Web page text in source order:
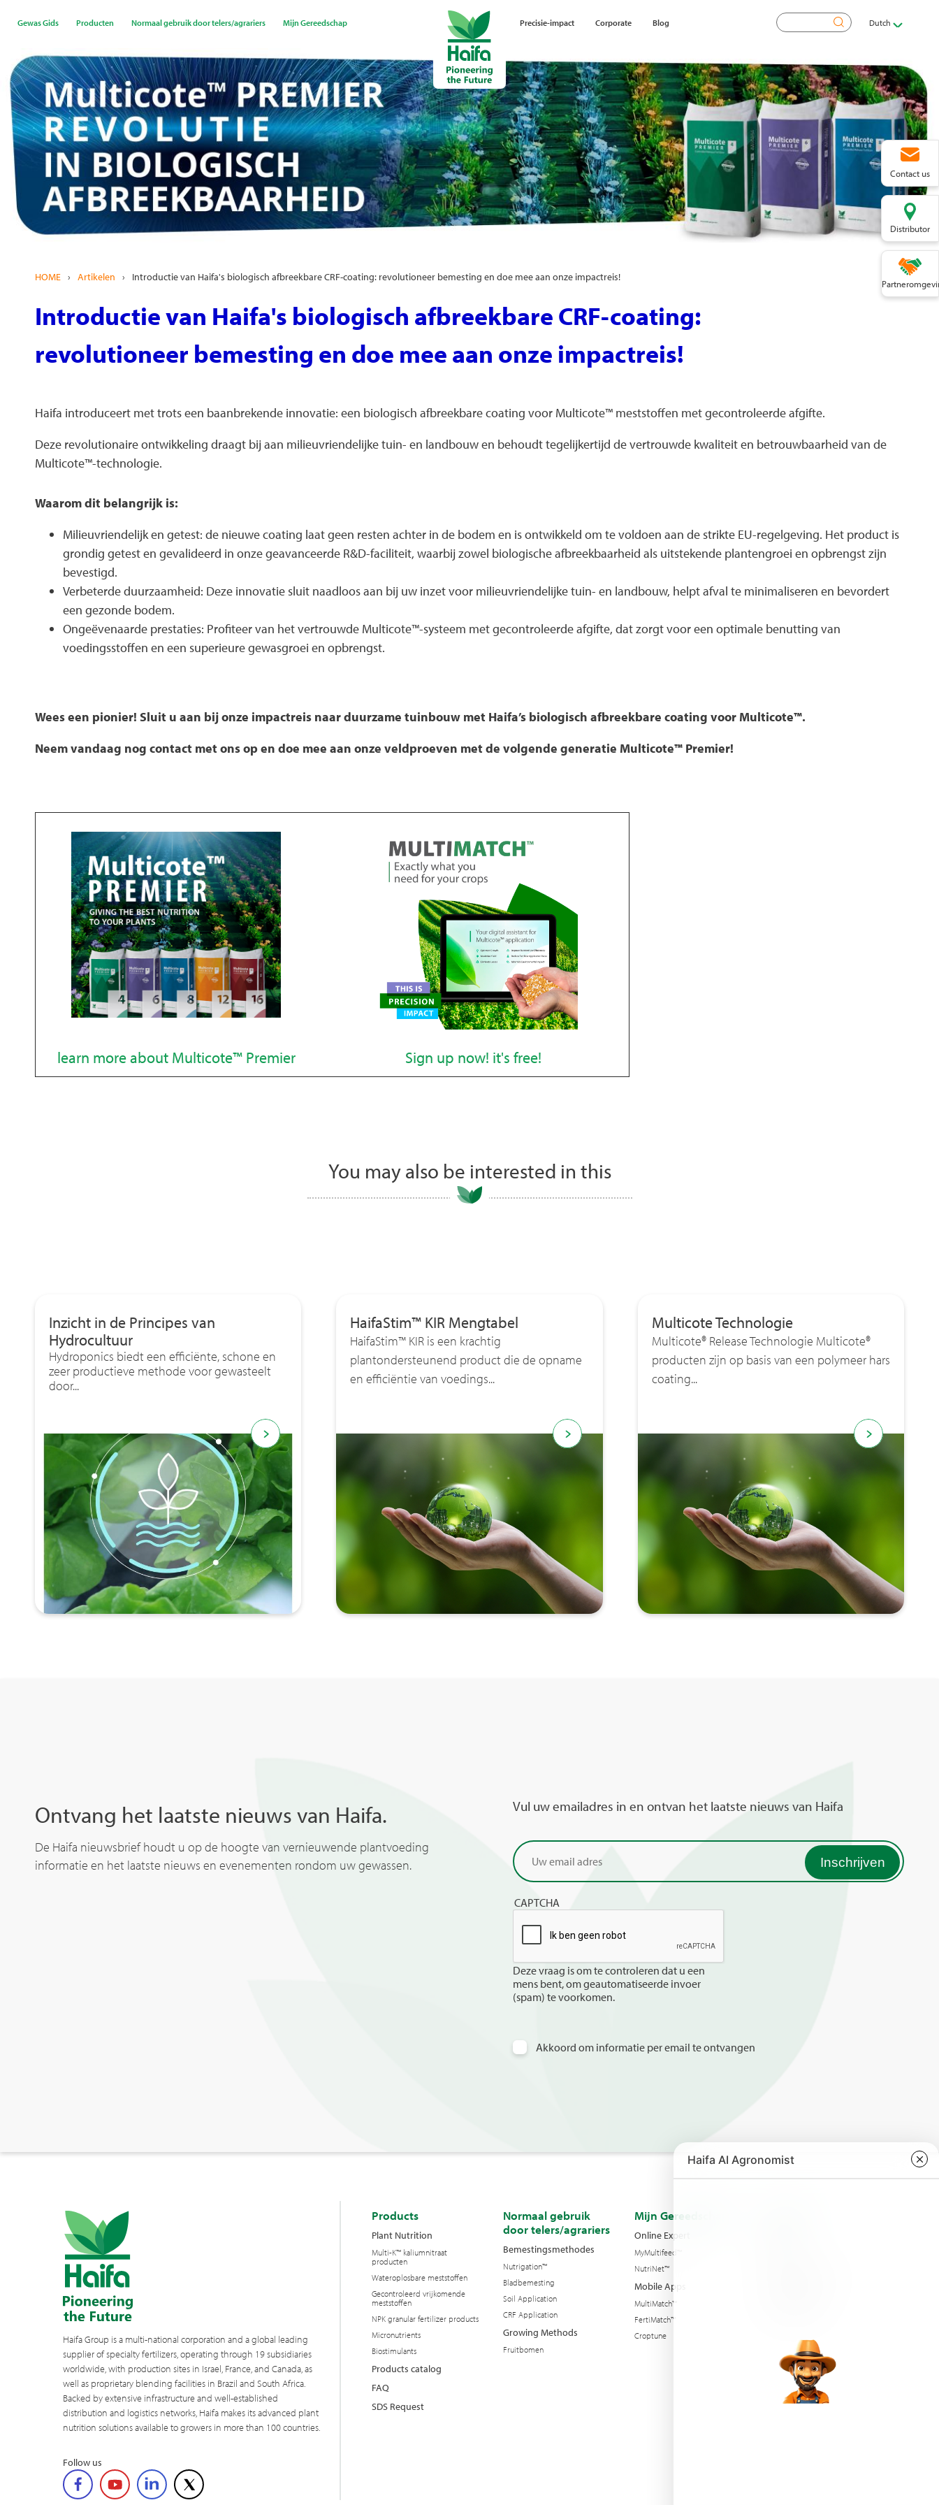
inhoud
gaan
Contact us
Distributor
Gewas Gids Producten Normaal gebruik door telers/agrariers Mijn Gereedschap Precisie-impact Corporate Blog Zoeken Dutch
HOME › Artikelen › Introductie van Haifa's biologisch afbreekbare CRF-coating: revolutioneer bemesting en doe mee aan onze impactreis!
Introductie van Haifa's biologisch afbreekbare CRF-coating:
revolutioneer bemesting en doe mee aan onze impactreis!
Haifa introduceert met trots een baanbrekende innovatie: een biologisch afbreekbare coating voor Multicote™ meststoffen met gecontroleerde afgifte.
Deze revolutionaire ontwikkeling draagt bij aan milieuvriendelijke tuin- en landbouw en behoudt tegelijkertijd de vertrouwde kwaliteit en betrouwbaarheid van de
Multicote™-technologie.
Waarom dit belangrijk is:
Milieuvriendelijk en getest: de nieuwe coating laat geen resten achter in de bodem en is ontwikkeld om te voldoen aan de strikte EU-regelgeving. Het product is
grondig getest en gevalideerd in onze geavanceerde R&D-faciliteit, waarbij zowel biologische afbreekbaarheid als uitstekende plantengroei en opbrengst zijn
bevestigd.
Verbeterde duurzaamheid: Deze innovatie sluit naadloos aan bij uw inzet voor milieuvriendelijke tuin- en landbouw, helpt afval te minimaliseren en bevordert
een gezonde bodem.
Ongeëvenaarde prestaties: Profiteer van het vertrouwde Multicote™-systeem met gecontroleerde afgifte, dat zorgt voor een optimale benutting van
voedingsstoffen en een superieure gewasgroei en opbrengst.
Wees een pionier! Sluit u aan bij onze impactreis naar duurzame tuinbouw met Haifa’s biologisch afbreekbare coating voor Multicote™.
Neem vandaag nog contact met ons op en doe mee aan onze veldproeven met de volgende generatie Multicote™ Premier!
learn more about Multicote™ Premier Sign up now! it's free!
You may also be interested in this
Inzicht in de Principes van
Hydrocultuur
Hydroponics biedt een efficiënte, schone en
zeer productieve methode voor gewasteelt
door...
HaifaStim™ KIR Mengtabel
HaifaStim™ KIR is een krachtig
plantondersteunend product die de opname
en efficiëntie van voedings­...
Multicote Technologie
Multicote® Release Technologie Multicote®
producten zijn op basis van een polymeer hars
coating...
Ontvang het laatste nieuws van Haifa.
De Haifa nieuwsbrief houdt u op de hoogte van vernieuwende plantvoeding
informatie en het laatste nieuws en evenementen rondom uw gewassen.
Vul uw emailadres in en ontvan het laatste nieuws van Haifa
CAPTCHA
Deze vraag is om te controleren dat u een
mens bent, om geautomatiseerde invoer
(spam) te voorkomen.
Akkoord om informatie per email te ontvangen
Haifa Group is a multi-national corporation and a global leading
supplier of specialty fertilizers, operating through 19 subsidiaries
worldwide, with production sites in Israel, France, and Canada, as
well as proprietary blending facilities in Brazil and South Africa.
Backed by extensive infrastructure and well-established
distribution and logistics networks, Haifa makes its advanced plant
nutrition solutions available to growers in more than 100 countries.
Follow us
Products
Plant Nutrition
Multi-K™ kaliumnitraat
producten
Wateroplosbare meststoffen
Gecontroleerd vrijkomende
meststoffen
NPK granular fertilizer products
Micronutrients
Biostimulants
Products catalog
FAQ
SDS Request
Normaal gebruik
door telers/agrariers
Bemestingsmethodes
Nutrigation™
Bladbemesting
Soil Application
CRF Application
Growing Methods
Fruitbomen
Mijn Gereedschap
Online Expert
MyMultifeed™
NutriNet™
Mobile Apps
MultiMatch™
FertiMatch™
Croptune